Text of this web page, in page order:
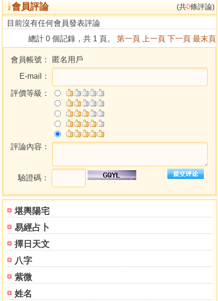
堪輿陽宅
易經占卜
擇日天文
八字
紫微
姓名
日商公司董事長特助
永達保險經紀人
專長
妙清居士
王譽如
道號：妙清居士
荷花國際慈善基金會董事長
荷花教育聯誼會導師
經歷
觀護問題青少年、輔導講師
專長
堪輿學、八字命理、姓名學、食療改運、擇日安神、心
靈解困等。
著作
《解陰、避煞必備寶典：跟陰煞說掰掰》、《拜拜必備
寶典：學會正確拜拜的第一堂課》、《拜月老廟求姻緣》、
《與幸福有約》、《靈動數字：強化運勢的祕法》、《招財
會員評論 (共0條評論)
目前沒有任何會員發表評論
總計 0 個記錄，共 1 頁。 第一頁 上一頁 下一頁 最末頁
會員帳號：
匿名用戶
E-mail：
評價等級：
評論內容：
驗證碼：